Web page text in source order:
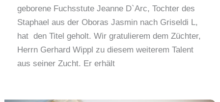
geborene Fuchsstute Jeanne D`Arc, Tochter des
Staphael aus der Oboras Jasmin nach Griseldi L,
hat den Titel geholt. Wir gratulierem dem Züchter,
Herrn Gerhard Wippl zu diesem weiterem Talent
aus seiner Zucht. Er erhält